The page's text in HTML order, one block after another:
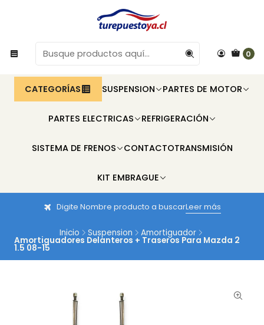
0
CATEGORÍAS SUSPENSION PARTES DE MOTOR
PARTES ELECTRICAS REFRIGERACIÓN
SISTEMA DE FRENOS CONTACTOTRANSMISIÓN
KIT EMBRAGUE
Digite Nombre producto a buscarLeer más
Inicio Suspension Amortiguador
Amortiguadores Delanteros + Traseros Para Mazda 2
1.5 08-15